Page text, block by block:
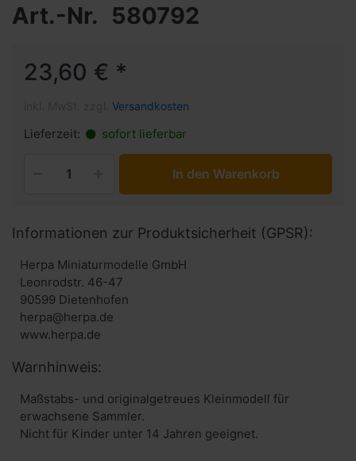
Art.-Nr. 580792
23,60 € *
Versandkosten
Lieferzeit: sofort lieferbar
In den Warenkorb
Informationen zur Produktsicherheit (GPSR):
Herpa Miniaturmodelle GmbH
Leonrodstr. 46-47
90599 Dietenhofen
herpa@herpa.de
www.herpa.de
Warnhinweis:
Maßstabs- und originalgetreues Kleinmodell für
erwachsene Sammler.
Nicht für Kinder unter 14 Jahren geeignet.